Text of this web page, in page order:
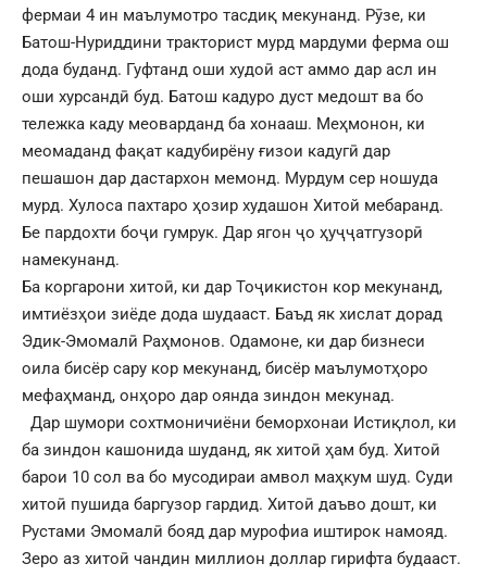
фермаи 4 ин маълумотро тасдиқ мекунанд. Рӯзе, ки
Батош-Нуриддини тракторист мурд мардуми ферма ош
дода буданд. Гуфтанд оши худоӣ аст аммо дар асл ин
оши хурсандӣ буд. Батош кадуро дуст медошт ва бо
тележка каду меоварданд ба хонааш. Меҳмонон, ки
меомаданд фақат кадубирёну ғизои кадугӣ дар
пешашон дар дастархон мемонд. Мурдум сер ношуда
мурд. Хулоса пахтаро ҳозир худашон Хитой мебаранд.
Бе пардохти боҷи гумрук. Дар ягон ҷо ҳуҷҷатгузорӣ
намекунанд.
Ба коргарони хитоӣ, ки дар Тоҷикистон кор мекунанд,
имтиёзҳои зиёде дода шудааст. Баъд як хислат дорад
Эдик-Эмомалӣ Раҳмонов. Одамоне, ки дар бизнеси
оила бисёр сару кор мекунанд, бисёр маълумотҳоро
мефаҳманд, онҳоро дар оянда зиндон мекунад.
Дар шумори сохтмоничиёни беморхонаи Истиқлол, ки
ба зиндон кашонида шуданд, як хитоӣ ҳам буд. Хитоӣ
барои 10 сол ва бо мусодираи амвол маҳкум шуд. Суди
хитоӣ пушида баргузор гардид. Хитоӣ даъво дошт, ки
Рустами Эмомалӣ бояд дар мурофиа иштирок намояд.
Зеро аз хитоӣ чандин миллион доллар гирифта будааст.